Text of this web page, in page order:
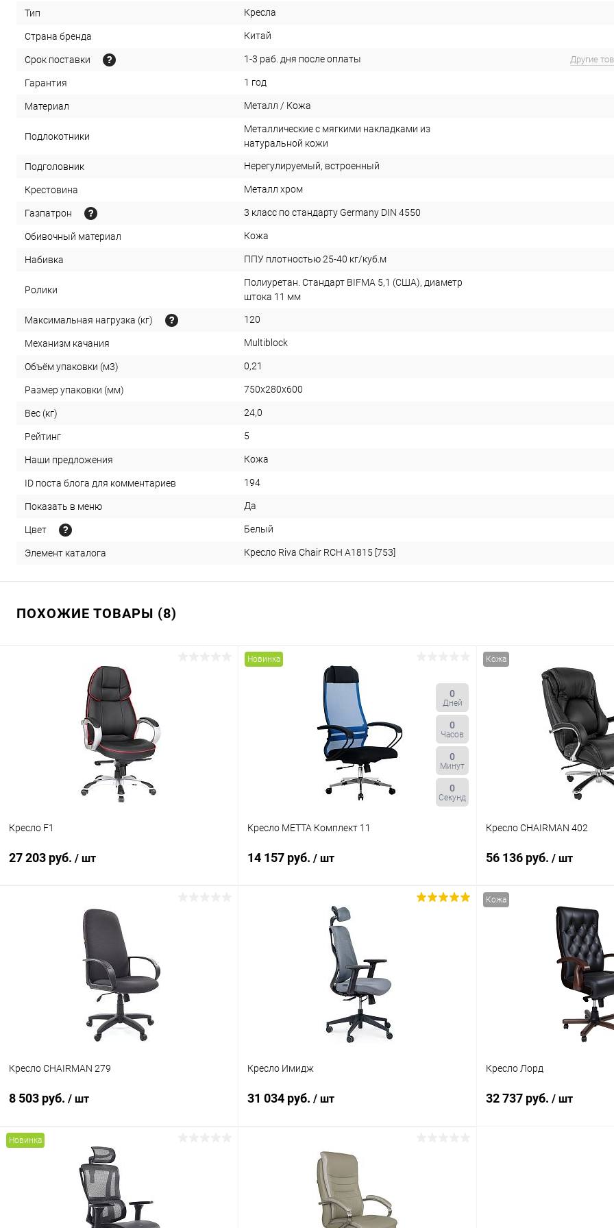
Тип Кресла
Страна бренда Китай
Срок поставки 1-3 раб. дня после оплаты Другие
Гарантия 1 год
Материал Металл / Кожа
Подлокотники
Металлические с мягкими накладками из
натуральной кожи
Подголовник Нерегулируемый, встроенный
Крестовина Металл хром
Газпатрон 3 класс по стандарту Germany DIN 4550
Обивочный материал Кожа
Набивка ППУ плотностью 25-40 кг/куб.м
Ролики
Полиуретан. Стандарт BIFMA 5,1 (США), диаметр
штока 11 мм
Максимальная нагрузка (кг) 120
Механизм качания Multiblock
Объём упаковки (м3) 0,21
Размер упаковки (мм) 750х280х600
Вес (кг) 24,0
Рейтинг 5
Наши предложения Кожа
ID поста блога для комментариев 194
Показать в меню Да
Цвет Белый
Элемент каталога Кресло Riva Chair RCH A1815 [753]
ПОХОЖИЕ ТОВАРЫ (8)
Кресло F1
27 203 руб. / шт
В корзину
Купить в 1 клик
В наличии
Новинка
0
Дней
0
Часов
0
Минут
0
Секунд
Кресло МЕТТА Комплект 11
14 157 руб. / шт
В корзину
Кожа
Кресло CHAIRMAN 402
56 136 руб. / шт
В
Купить в 1 клик
Кресло CHAIRMAN 279
8 503 руб. / шт
В корзину
Купить в 1 клик
Кресло Имидж
31 034 руб. / шт
В корзину
Купить в 1 клик
В наличии
Кожа
Кресло Лорд
32 737 руб. / шт
Новинка